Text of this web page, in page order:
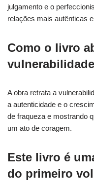
julgamento e o
relações mais autênticas
Como o livro
A obra retrata a
a autenticidade e o
de fraqueza e mostrando
um ato de coragem.
Este livro é
do primeiro